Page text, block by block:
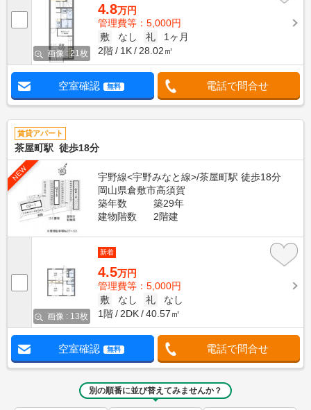
画像 : 21枚
4.8万円
管理費等：5,000円
敷
なし 礼
1ヶ月
2階
1K 28.02㎡
空室確認 無料 電話で問合せ
賃貸アパート
茶屋町駅 徒歩18分
NEW
宇野線<宇野みなと線>/茶屋町駅 徒歩18分
岡山県倉敷市高須賀
築年数
築29年
建物階数
2階建
画像 : 13枚
新着
4.5万円
管理費等：5,000円
敷
なし 礼
なし
1階
2DK 40.57㎡
空室確認 無料 電話で問合せ
別の順番に並び替えてみませんか？